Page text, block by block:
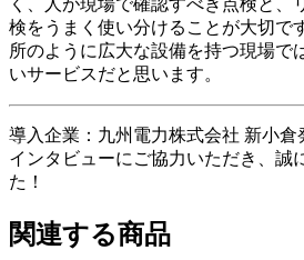
検をうまく使い分けることが大切で
所のように広大な設備を持つ現場で
いサービスだと思います。
導入企業：九州電力株式会社 新小倉
インタビューにご協力いただき、誠
た！
関連する商品